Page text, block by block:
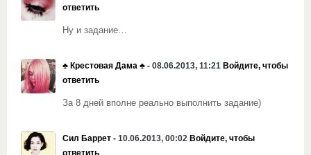
ответить
Ну и задание…
♣️ Крестовая Дама ♣️ - 08.06.2013, 11:21 Войдите, чтобы
ответить
За 8 дней вполне реально выполнить задание)
Сил Баррет - 10.06.2013, 00:02 Войдите, чтобы
ответить